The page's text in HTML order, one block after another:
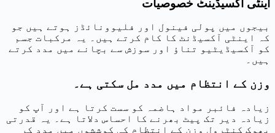
اینٹی آکسیڈینٹ خصوصیات
بیجوں میں پولی فینول اور فلیوونائڈز ہوتے ہیں جو
کہ اینٹی آکسیڈنٹ کا کام کرتے ہیں۔ یہ مرکبات جسم
کو آکسیڈیٹیو تناؤ اور سوزش سے بچانے میں مدد کرتے
ہیں۔
وزن کے انتظام میں مدد مل سکتی ہے۔
زیادہ فائبر مواد ہاضمہ کو سست کرتا ہے اور آپ کو
زیادہ دیر تک پیٹ بھرنے کا احساس دلاتا ہے۔ یہ قدرتی
بھوک کنٹرول وزن کے انتظام کی کوششوں میں مدد کر